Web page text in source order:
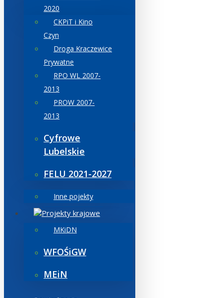
2020
CKPiT i Kino
Czyn
Droga Kraczewice
Prywatne
RPO WL 2007-
2013
PROW 2007-
2013
Cyfrowe
Lubelskie
FELU 2021-2027
Inne pojekty
Projekty krajowe
MKiDN
WFOŚiGW
MEiN